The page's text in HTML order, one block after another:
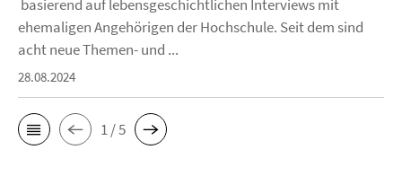
basierend auf lebensgeschichtlichen Interviews mit
ehemaligen Angehörigen der Hochschule. Seit dem sind
acht neue Themen- und ...
28.08.2024
1 / 5